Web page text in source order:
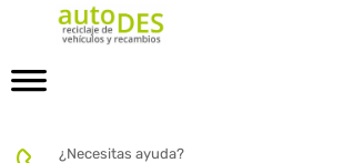
¿Necesitas ayuda?